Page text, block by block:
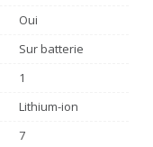
Oui
Sur batterie
1
Lithium-ion
7